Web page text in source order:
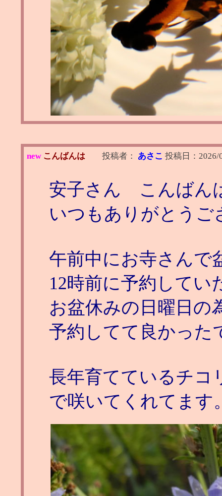
new こんばんは 投稿者： あさこ 投稿日： 2026/
安子さん こんばん
いつもありがとうご
午前中にお寺さんで
12時前に予約して
お盆休みの日曜日の
予約してて良かった
長年育てているチ
で咲いてくれてます